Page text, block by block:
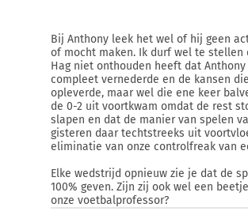
Bij Anthony leek het wel of hij geen
of mocht maken. Ik durf wel te stellen
Hag niet onthouden heeft dat Anthony
compleet vernederde en de kansen
opleverde, maar wel die ene keer
de 0-2 uit voortkwam omdat de rest
slapen en dat de manier van spelen
gisteren daar techtstreeks uit
eliminatie van onze controlfreak van
Elke wedstrijd opnieuw zie je dat de
100% geven. Zijn zij ook wel een
onze voetbalprofessor?